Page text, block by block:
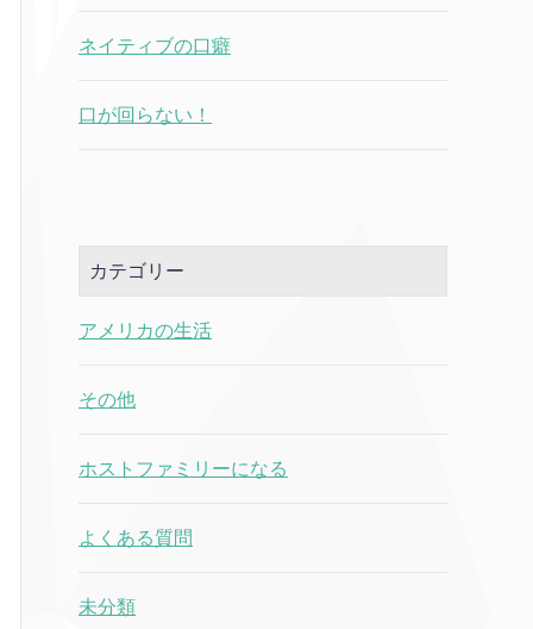
ネイティブの口癖
口が回らない！
カテゴリー
アメリカの生活
その他
ホストファミリーになる
よくある質問
未分類